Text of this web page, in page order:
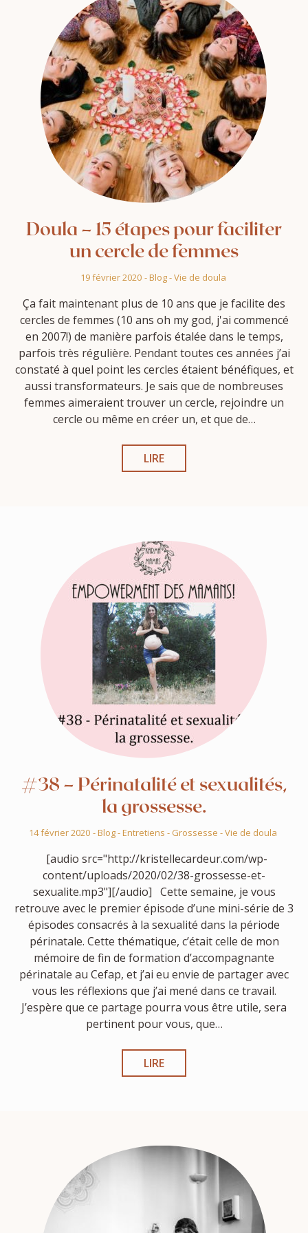
Doula – 15 étapes pour faciliter
un cercle de femmes
19 février 2020 -Blog-Vie de doula
Ça fait maintenant plus de 10 ans que je facilite des
cercles de femmes (10 ans oh my god, j'ai commencé
en 2007!) de manière parfois étalée dans le temps,
parfois très régulière. Pendant toutes ces années j’ai
constaté à quel point les cercles étaient bénéfiques, et
aussi transformateurs. Je sais que de nombreuses
femmes aimeraient trouver un cercle, rejoindre un
cercle ou même en créer un, et que de…
LIRE
#38 – Périnatalité et sexualités,
la grossesse.
14 février 2020 -Blog-Entretiens - Grossesse -Vie de doula
[audio src="http://kristellecardeur.com/wp-
content/uploads/2020/02/38-grossesse-et-
sexualite.mp3"][/audio] Cette semaine, je vous
retrouve avec le premier épisode d’une mini-série de 3
épisodes consacrés à la sexualité dans la période
périnatale. Cette thématique, c’était celle de mon
mémoire de fin de formation d’accompagnante
périnatale au Cefap, et j’ai eu envie de partager avec
vous les réflexions que j’ai mené dans ce travail.
J’espère que ce partage pourra vous être utile, sera
pertinent pour vous, que…
LIRE